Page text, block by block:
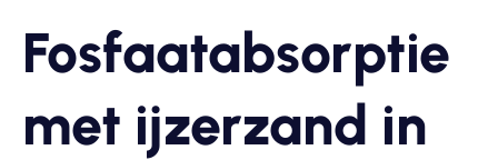
Fosfaatabsorptie
met ijzerzand in